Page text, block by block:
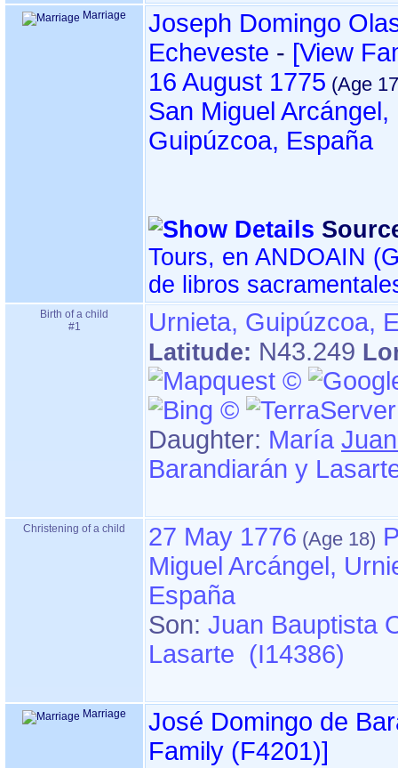
Marriage
Joseph Domingo
Echeveste - ‎[View
16 August 1775
San Miguel Arcángel,
Guipúzcoa, España
Tours, en ANDOAIN ‏(Gipuzkoa)‏ - Índice
de libros
Birth of a child
#1
Urnieta, Guipúzcoa,
Latitude: N43.249
Daughter: María
Barandiarán y
Christening of a child 27 May 1776
Miguel Arcángel,
España
Son: Juan Bauptista
Lasarte (I14386)
Marriage
José Domingo de
Family ‎(F4201)‎‎]